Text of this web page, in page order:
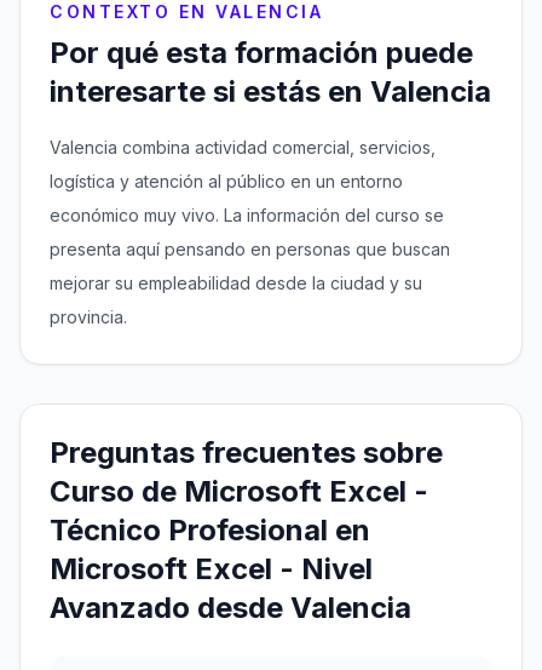
CONTEXTO EN VALENCIA
Por qué esta formación puede
interesarte si estás en Valencia
Valencia combina actividad comercial, servicios,
logística y atención al público en un entorno
económico muy vivo. La información del curso se
presenta aquí pensando en personas que buscan
mejorar su empleabilidad desde la ciudad y su
provincia.
Preguntas frecuentes sobre
Curso de Microsoft Excel -
Técnico Profesional en
Microsoft Excel - Nivel
Avanzado desde Valencia